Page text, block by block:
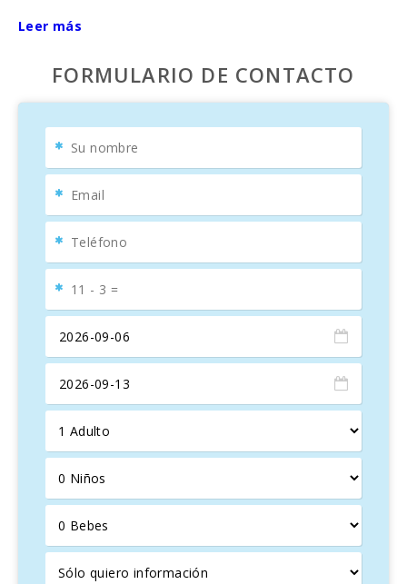
electrodomésticos necesarios para cocinar y sentirse
renovado y reformado. Tiene 1 comodo dormitorio con 2
camas individuales.Puede alojarse hasta 2 personas.
baño con ducha, terraza y acceso a la piscina y al patio.
cama y las toallas están incluidas en el precio y se pueden
cuna, ropa de cama y trona bajo petición previa.
Cala D′OR es un sitio muy turistico dividido en tres áreas
principales: el centro de la ciudad de
entre las diferentes zonas de la ciudad y las playas.
Asimismo, se puede llegar en el mini tren hasta el
encantadorpuerto de Porto Petro.
El punto focal del centro de la ciudad es la zona peatonal
bares y restaurantes. Aquí también encontrará una serie de
animados bares y clubes.
Club Nàutic de Cala d´Or" está situado en el puerto
de la cova de Cala Llonga, que se extiende más de 1
kilometro adentro de la isla y es también más conocido
como el "
. Aquí muchos prestigiosos
yates de lujo han encontrado sus casas y muchos viajes de
placer en barco parten de aquí. El puerto también alberga
algunos deliciosos restaurantes de pescado.
Leer más
FORMULARIO DE CONTACTO